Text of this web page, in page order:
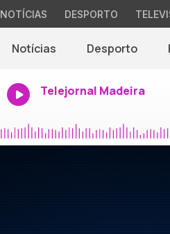
NOTÍCIAS DESPORTO
Notícias Desporto
Telejornal Madeira